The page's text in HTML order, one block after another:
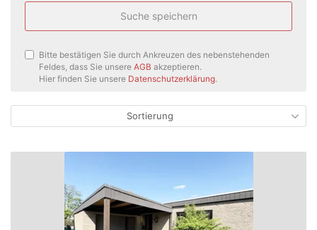
Suche speichern
Bitte bestätigen Sie durch Ankreuzen des nebenstehenden
Feldes, dass Sie unsere AGB akzeptieren.
Hier finden Sie unsere Datenschutzerklärung.
Sortierung